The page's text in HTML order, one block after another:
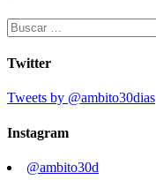
Buscar:
Twitter
Tweets by @ambito30dias
Instagram
@ambito30d